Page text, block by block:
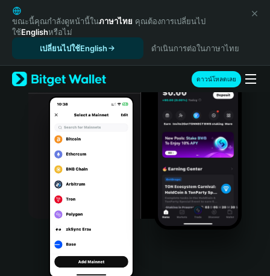
English
日本語
Tiếng Việt
Español (Latinoamérica)
Türkçe
Italiano
Português (Portugal)
Bahasa Indonesia
Português (Brasil)
Español (Argentina)
ขณะนี้คุณกำลังดูหน้านี้ในภาษาไทย คุณต้องการเปลี่ยนไป
ใช้Englishหรือไม่
เปลี่ยนไปใช้English
ดำเนินการต่อในภาษาไทย
ดาวน์โหลดเลย